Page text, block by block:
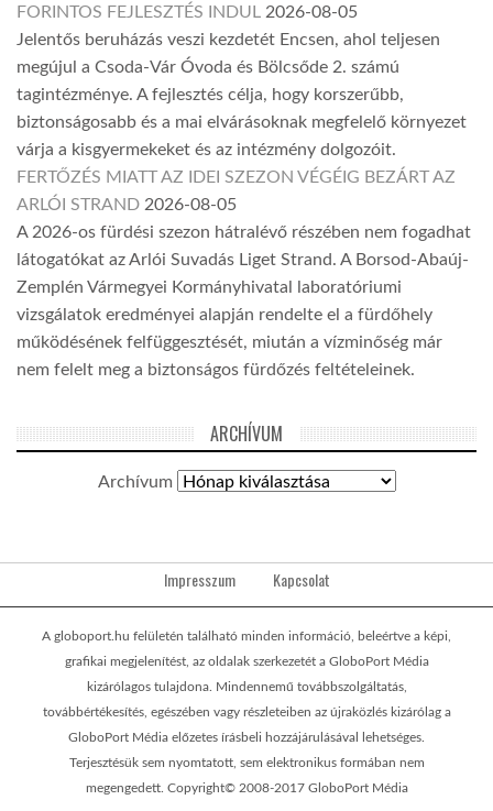
FORINTOS FEJLESZTÉS INDUL 2026-08-05
Jelentős beruházás veszi kezdetét Encsen, ahol teljesen
megújul a Csoda-Vár Óvoda és Bölcsőde 2. számú
tagintézménye. A fejlesztés célja, hogy korszerűbb,
biztonságosabb és a mai elvárásoknak megfelelő környezet
várja a kisgyermekeket és az intézmény dolgozóit.
FERTŐZÉS MIATT AZ IDEI SZEZON VÉGÉIG BEZÁRT AZ
ARLÓI STRAND 2026-08-05
A 2026-os fürdési szezon hátralévő részében nem fogadhat
látogatókat az Arlói Suvadás Liget Strand. A Borsod-Abaúj-
Zemplén Vármegyei Kormányhivatal laboratóriumi
vizsgálatok eredményei alapján rendelte el a fürdőhely
működésének felfüggesztését, miután a vízminőség már
nem felelt meg a biztonságos fürdőzés feltételeinek.
ARCHÍVUM
Archívum
Impresszum Kapcsolat
A globoport.hu felületén található minden információ, beleértve a képi,
grafikai megjelenítést, az oldalak szerkezetét a GloboPort Média
kizárólagos tulajdona. Mindennemű továbbszolgáltatás,
továbbértékesítés, egészében vagy részleteiben az újraközlés kizárólag a
GloboPort Média előzetes írásbeli hozzájárulásával lehetséges.
Terjesztésük sem nyomtatott, sem elektronikus formában nem
megengedett. Copyright© 2008-2017 GloboPort Média